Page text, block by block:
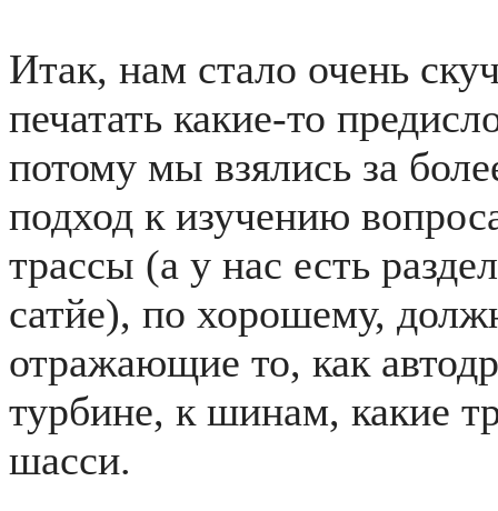
Итак, нам стало очень
печатать какие-то
потому мы взялись за
подход к изучению
трассы (а у нас есть
сатйе), по хорошему,
отражающие то, как
турбине, к шинам, какие
шасси.